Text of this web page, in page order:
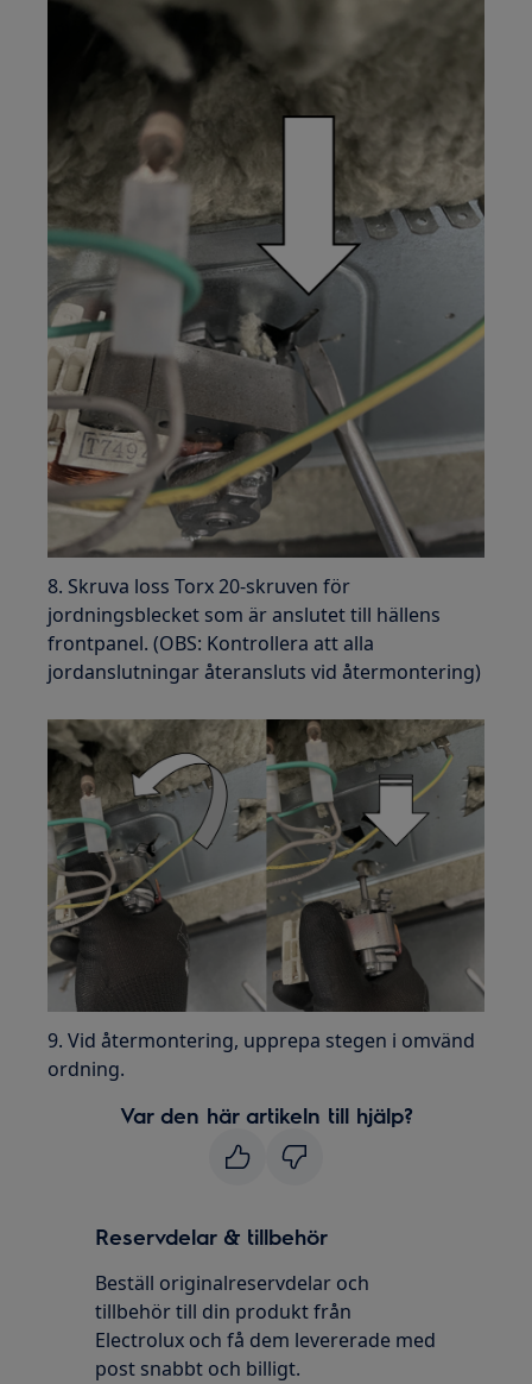
8. Skruva loss Torx 20-skruven för
jordningsblecket som är anslutet till hällens
frontpanel. (OBS: Kontrollera att alla
jordanslutningar återansluts vid återmontering)
9. Vid återmontering, upprepa stegen i omvänd
ordning.
Var den här artikeln till hjälp?
Reservdelar & tillbehör
Beställ originalreservdelar och
tillbehör till din produkt från
Electrolux och få dem levererade med
post snabbt och billigt.